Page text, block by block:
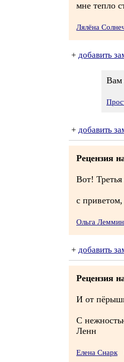
мне тепло
Лялёна
+ добавить
Вам
+ добавить
Рецензия
Вот!
с приветом,
Ольга
+ добавить
Рецензия
И от
С
Ленн
Елена Снарк